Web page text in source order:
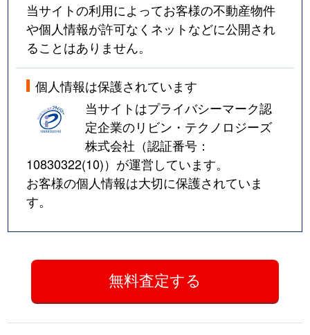
当サイトの利用によってお客様の不動産物件
や個人情報が許可なくネットなどに公開され
ることはありません。
個人情報は保護されています
当サイトはプライバシーマーク認
定企業のリビン・テクノロジーズ
株式会社（認証番号：
10830322(10)）が運営しています。
お客様の個人情報は大切に保護されていま
す。